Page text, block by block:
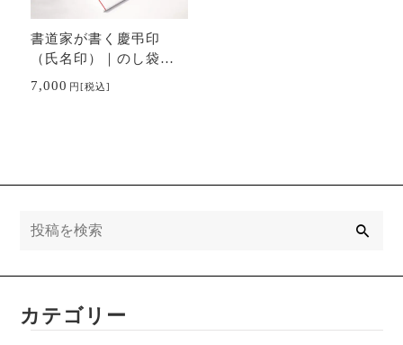
書道家が書く慶弔印
（氏名印）｜のし袋に
最適な直筆風お名前ス
7,000 円[税込]
カテゴリー